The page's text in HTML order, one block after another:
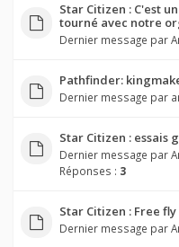
Star Citizen : C'est
tourné avec notre
Dernier message par
Pathfinder:
Dernier message par
Star Citizen : essais
Dernier message par
Réponses : 3
Star Citizen : Free
Dernier message par